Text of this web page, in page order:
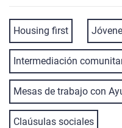
Housing first
Intermediación
Mesas de trabajo con
Claúsulas sociales